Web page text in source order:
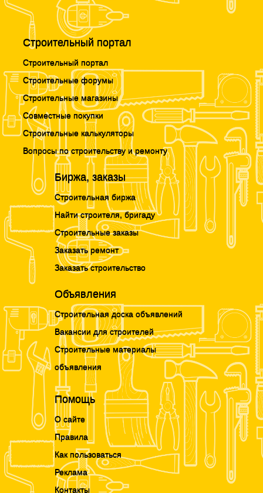
Строительный портал
Строительный портал
Строительные форумы
Строительные магазины
Совместные покупки
Строительные калькуляторы
Вопросы по строительству и ремонту
Биржа, заказы
Строительная биржа
Найти строителя, бригаду
Строительные заказы
Заказать ремонт
Заказать строительство
Объявления
Строительная доска объявлений
Вакансии для строителей
Строительные материалы
объявления
Помощь
О сайте
Правила
Как пользоваться
Реклама
Контакты